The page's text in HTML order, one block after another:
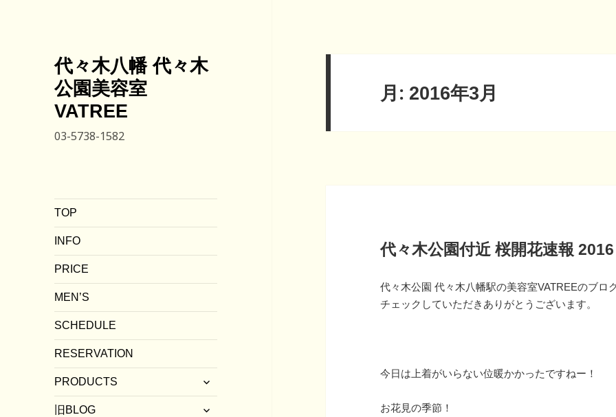
代々木八幡 代々木
公園美容室
VATREE
03-5738-1582
TOP
INFO
PRICE
MEN’S
SCHEDULE
RESERVATION
PRODUCTS
旧BLOG
月: 2016年3月
代々木公園付近 桜開花速報 2016
代々木公園 代々木八幡駅の美容室VATREEのブロ
チェックしていただきありがとうございます。
今日は上着がいらない位暖かかったですねー！
お花見の季節！